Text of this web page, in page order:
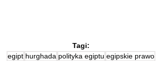
Tagi:
egipt hurghada polityka egiptu egipskie prawo